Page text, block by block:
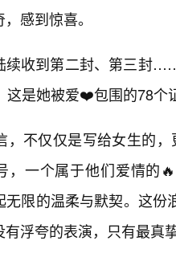
感到惊喜。
续收到第二封、第三封
这是她被爱❤️包围的78个
，不仅仅是写给女生的，
，一个属于他们爱情的
无限的温柔与默契。这
有浮夸的表演，只有最真